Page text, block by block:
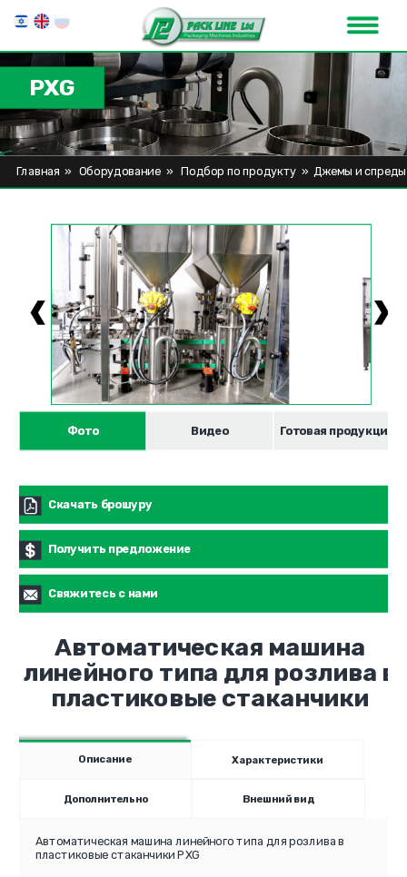
PXG
Главная » Оборудование » Подбор по продукту »Джемы и спреды
Фото Видео Готовая продукция
Скачать брошуру
Получить предложение
Свяжитесь с нами
Автоматическая машина
линейного типа для розлива в
пластиковые стаканчики
Описание Характеристики
Дополнительно Внешний вид
Автоматическая машина линейного типа для розлива в
пластиковые стаканчики PXG